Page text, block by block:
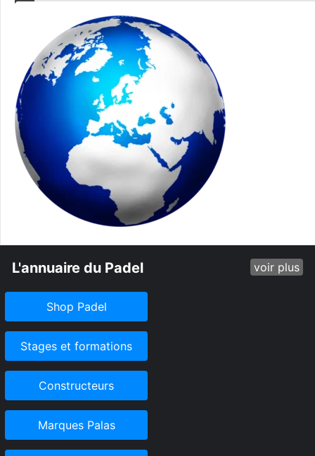
L'annuaire du Padel voir plus
Shop Padel
Stages et formations
Constructeurs
Marques Palas